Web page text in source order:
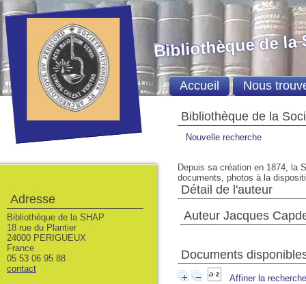
Bibliothèque de la
Nouvelle recherche
Depuis sa création en 1874, la
documents, photos à la
Détail de l'auteur
Auteur Jacques
Documents
Affiner la recherche
Bibliothèque de la
Accueil Nous
Adresse
Bibliothèque de la SHAP
18 rue du Plantier
24000 PERIGUEUX
France
05 53 06 95 88
contact